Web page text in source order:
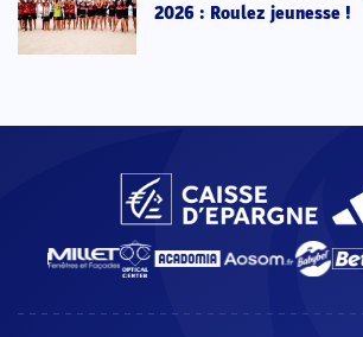
2026 : Roulez jeunesse !